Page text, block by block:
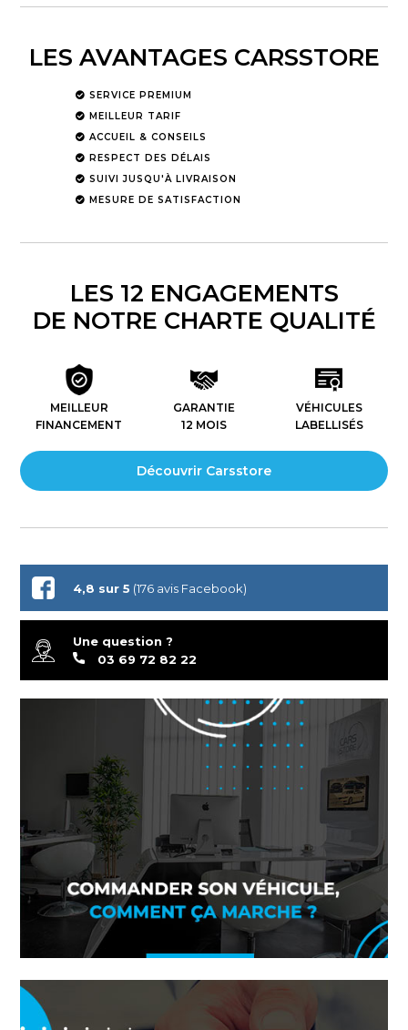
LES AVANTAGES CARSSTORE
SERVICE PREMIUM
MEILLEUR TARIF
ACCUEIL & CONSEILS
RESPECT DES DÉLAIS
SUIVI JUSQU'À LIVRAISON
MESURE DE SATISFACTION
LES 12 ENGAGEMENTS
DE NOTRE CHARTE QUALITÉ
MEILLEUR
FINANCEMENT
GARANTIE
12 MOIS
VÉHICULES
LABELLISÉS
Découvrir Carsstore
4,8 sur 5 (176 avis Facebook)
Une question ?
03 69 72 82 22